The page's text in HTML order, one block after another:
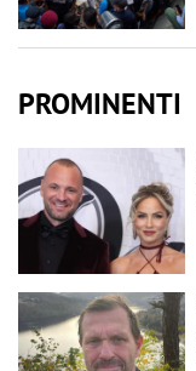
PROMINENTI